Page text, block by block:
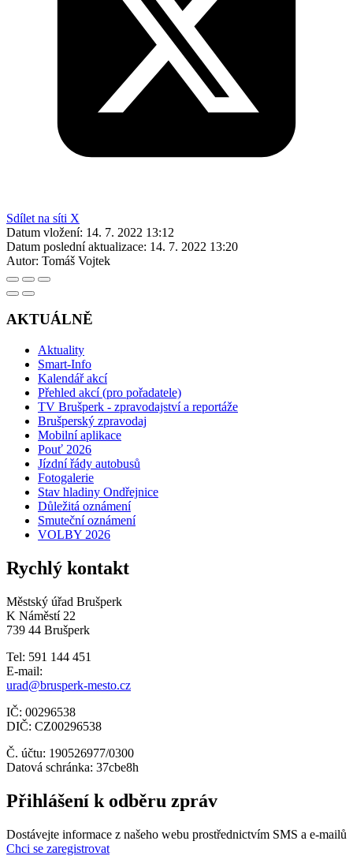
Sdílet na síti X
Datum vložení: 14. 7. 2022 13:12
Datum poslední aktualizace: 14. 7. 2022 13:20
Autor: Tomáš Vojtek
AKTUÁLNĚ
Aktuality
Smart-Info
Kalendář akcí
Přehled akcí (pro pořadatele)
TV Brušperk - zpravodajství a reportáže
Brušperský zpravodaj
Mobilní aplikace
Pouť 2026
Jízdní řády autobusů
Fotogalerie
Stav hladiny Ondřejnice
Důležitá oznámení
Smuteční oznámení
VOLBY 2026
Rychlý kontakt
Městský úřad Brušperk
K Náměstí 22
739 44 Brušperk
Tel: 591 144 451
E-mail:
urad@brusperk-mesto.cz
IČ: 00296538
DIČ: CZ00296538
Č. účtu: 190526977/0300
Datová schránka: 37cbe8h
Přihlášení k odběru zpráv
Dostávejte informace z našeho webu prostřednictvím SMS a e-mailů
Chci se zaregistrovat